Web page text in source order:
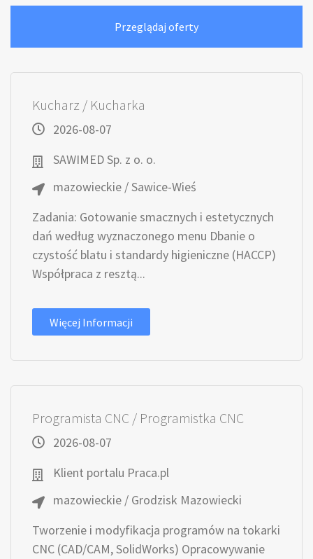
Kucharz / Kucharka
2026-08-07
SAWIMED Sp. z o. o.
mazowieckie / Sawice-Wieś
Zadania: Gotowanie smacznych i estetycznych
dań według wyznaczonego menu Dbanie o
czystość blatu i standardy higieniczne (HACCP)
Współpraca z resztą...
Więcej Informacji
Programista CNC / Programistka CNC
2026-08-07
Klient portalu Praca.pl
mazowieckie / Grodzisk Mazowiecki
Tworzenie i modyfikacja programów na tokarki
CNC (CAD/CAM, SolidWorks) Opracowywanie